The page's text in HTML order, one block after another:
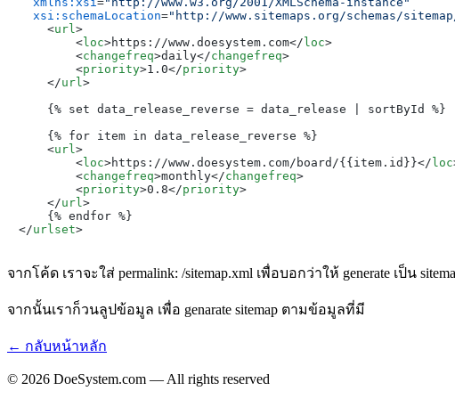
xsi:schemaLocation="http://www.sitemaps.org/schemas/
<url >
<loc>https://www.doesystem.com</ loc>
<changefreq>daily</changefreq>
<priority>1.0</priority>
</url >
    {% set data_release_reverse = data_release | sortById %}
    {% for item in data_release_reverse %}
<url >
<loc>https://www.doesystem.com/board/{{item.id}}</ loc
<changefreq>monthly</changefreq>
<priority>0.8</priority>
</url >
</urlset>
จากโค้ด เราจะใส่ permalink: /sitemap.xml เพื่อบอกว่าให้ generate เป็น
จากนั้นเราก็วนลูปข้อมูล เพื่อ genarate sitemap ตามข้อมูลที่มี
← กลับหน้าหลัก
© 2026 DoeSystem.com — All rights reserved